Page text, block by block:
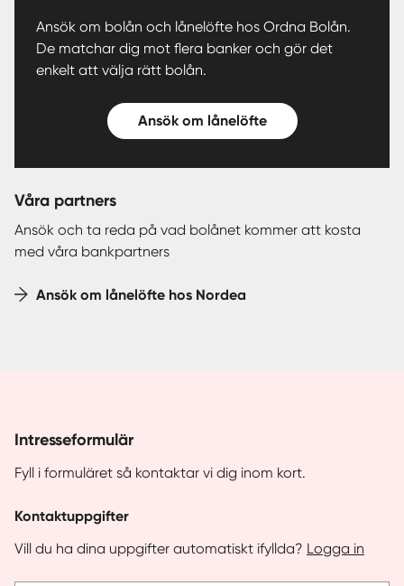
Ansök om bolån och lånelöfte hos Ordna Bolån.
De matchar dig mot flera banker och gör det
enkelt att välja rätt bolån.
Ansök om lånelöfte
Våra partners
Ansök och ta reda på vad bolånet kommer att kosta
med våra bankpartners
Ansök om lånelöfte hos Nordea
Intresseformulär
Fyll i formuläret så kontaktar vi dig inom kort.
Kontaktuppgifter
Vill du ha dina uppgifter automatiskt ifyllda? Logga in